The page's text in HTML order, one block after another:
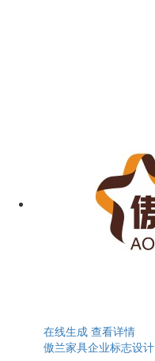
在线生成 查看详情
傲兰家具企业标志设计